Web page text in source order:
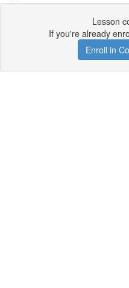
Lesson
If you're already
Enroll in